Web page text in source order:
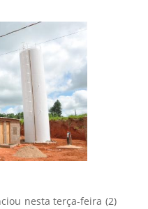
nesta terça-feira (2)